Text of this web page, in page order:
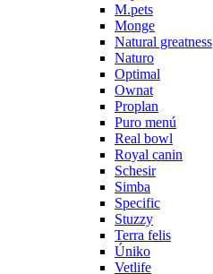
M.pets
Monge
Natural greatness
Naturo
Optimal
Ownat
Proplan
Puro menú
Real bowl
Royal canin
Schesir
Simba
Specific
Stuzzy
Terra felis
Úniko
Vetlife